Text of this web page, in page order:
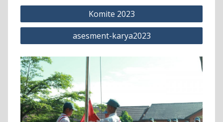
Navigasi
pos
Komite 2023
asesment-karya2023